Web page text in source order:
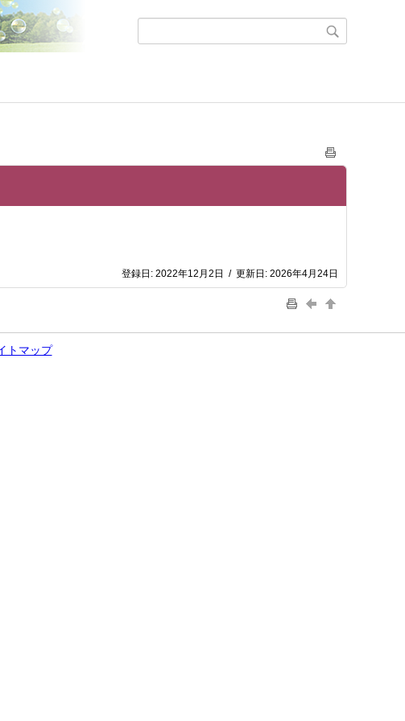
登録日: 2022年12月2日 / 更新日: 2026年4月24日
トマップ